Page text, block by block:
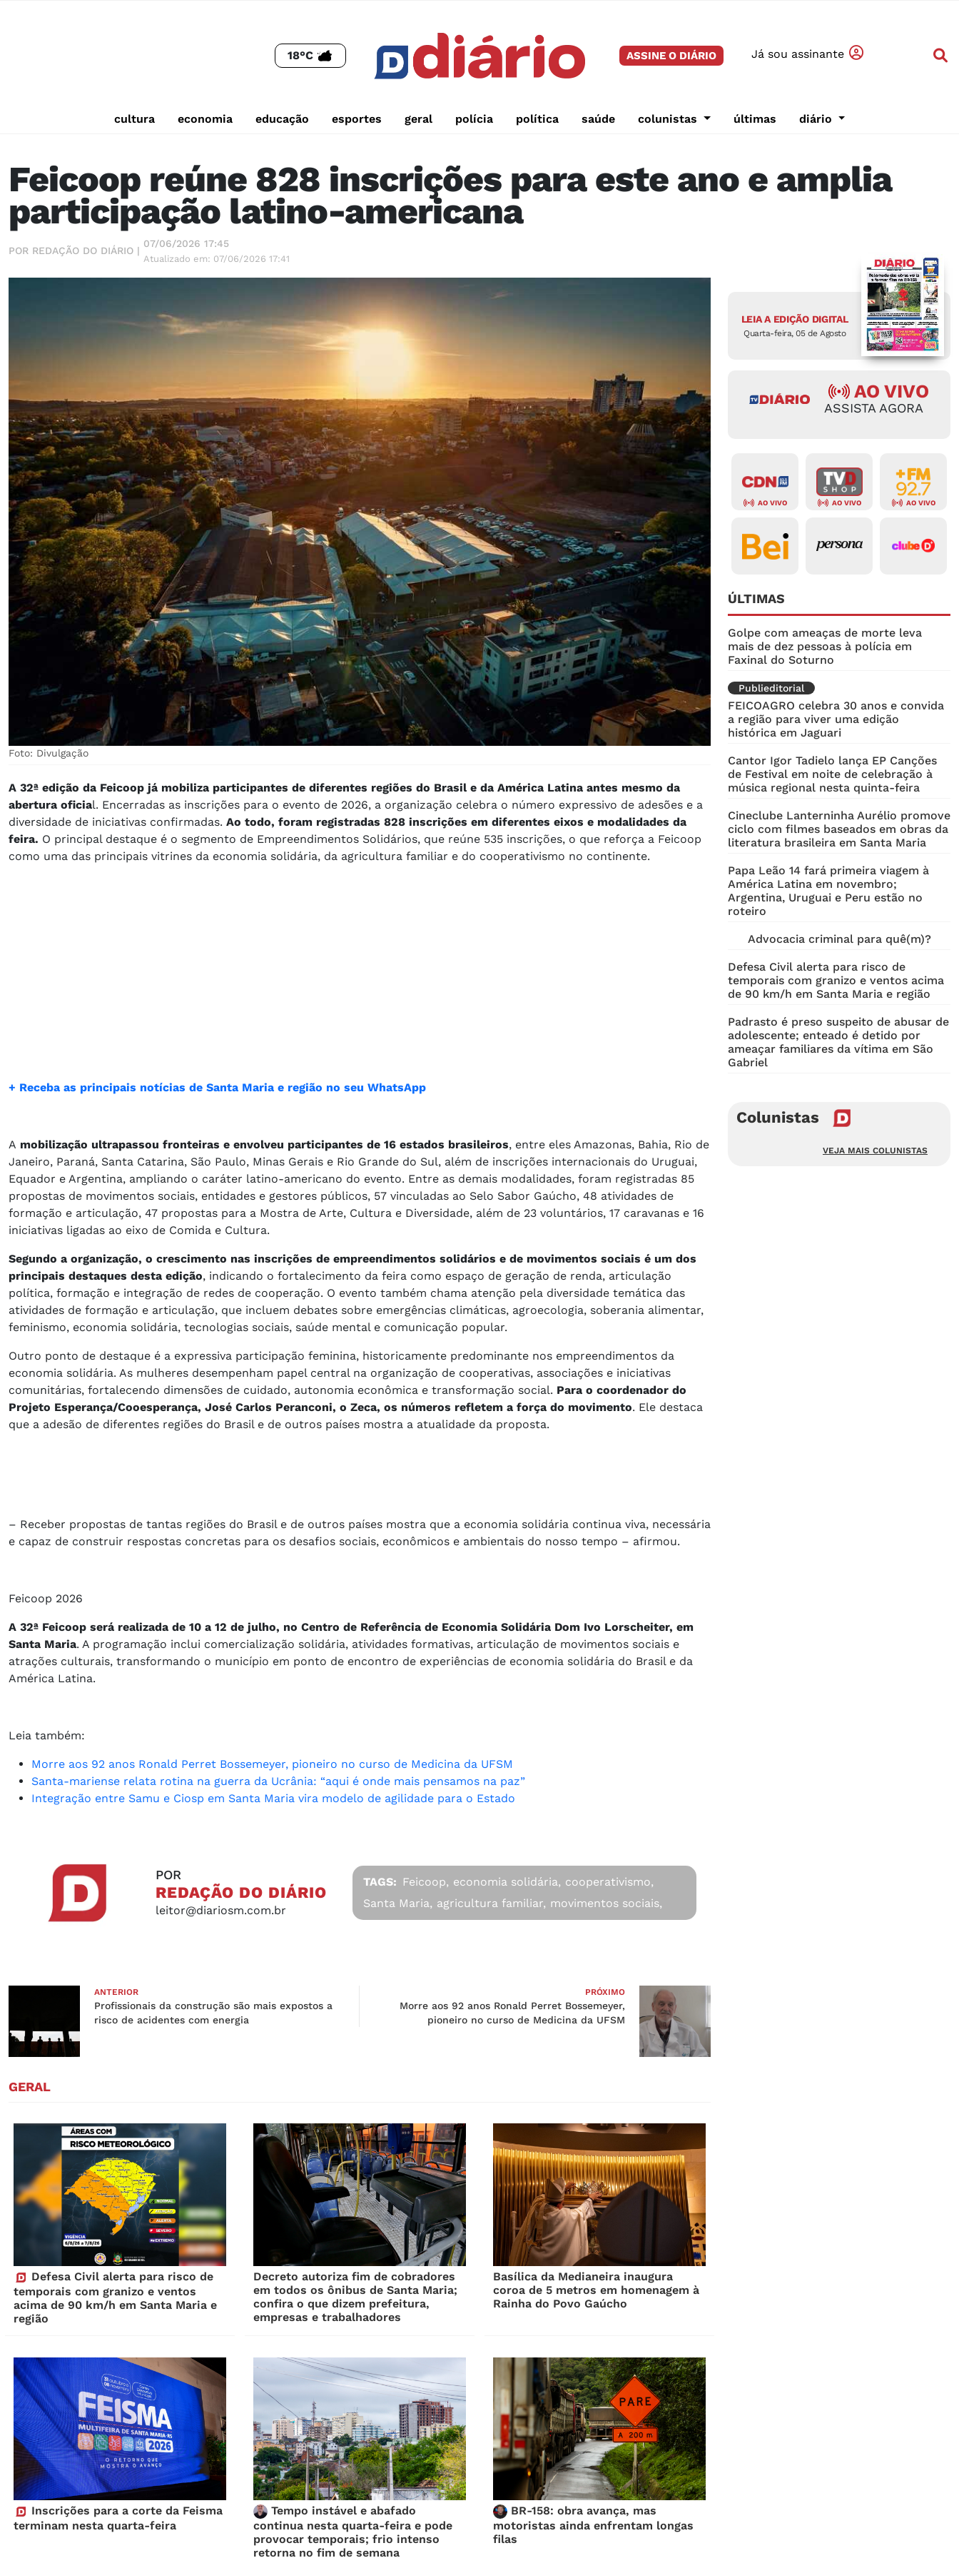
18°C ASSINE O DIÁRIO Já sou assinante
cultura economia educação esportes geral polícia política saúde colunistas últimas diário
Feicoop reúne 828 inscrições para este ano e amplia
participação latino-americana
POR REDAÇÃO DO DIÁRIO |
07/06/2026 17:45
Atualizado em: 07/06/2026 17:41
Foto: Divulgação
A 32ª edição da Feicoop já mobiliza participantes de diferentes regiões do Brasil e da América Latina antes mesmo da
abertura oficial. Encerradas as inscrições para o evento de 2026, a organização celebra o número expressivo de adesões e a
diversidade de iniciativas confirmadas. Ao todo, foram registradas 828 inscrições em diferentes eixos e modalidades da
feira. O principal destaque é o segmento de Empreendimentos Solidários, que reúne 535 inscrições, o que reforça a Feicoop
como uma das principais vitrines da economia solidária, da agricultura familiar e do cooperativismo no continente.
+ Receba as principais notícias de Santa Maria e região no seu WhatsApp
A mobilização ultrapassou fronteiras e envolveu participantes de 16 estados brasileiros, entre eles Amazonas, Bahia, Rio de
Janeiro, Paraná, Santa Catarina, São Paulo, Minas Gerais e Rio Grande do Sul, além de inscrições internacionais do Uruguai,
Equador e Argentina, ampliando o caráter latino-americano do evento. Entre as demais modalidades, foram registradas 85
propostas de movimentos sociais, entidades e gestores públicos, 57 vinculadas ao Selo Sabor Gaúcho, 48 atividades de
formação e articulação, 47 propostas para a Mostra de Arte, Cultura e Diversidade, além de 23 voluntários, 17 caravanas e 16
iniciativas ligadas ao eixo de Comida e Cultura.
Segundo a organização, o crescimento nas inscrições de empreendimentos solidários e de movimentos sociais é um dos
principais destaques desta edição, indicando o fortalecimento da feira como espaço de geração de renda, articulação
política, formação e integração de redes de cooperação. O evento também chama atenção pela diversidade temática das
atividades de formação e articulação, que incluem debates sobre emergências climáticas, agroecologia, soberania alimentar,
feminismo, economia solidária, tecnologias sociais, saúde mental e comunicação popular.
Outro ponto de destaque é a expressiva participação feminina, historicamente predominante nos empreendimentos da
economia solidária. As mulheres desempenham papel central na organização de cooperativas, associações e iniciativas
comunitárias, fortalecendo dimensões de cuidado, autonomia econômica e transformação social. Para o coordenador do
Projeto Esperança/Cooesperança, José Carlos Peranconi, o Zeca, os números refletem a força do movimento. Ele destaca
que a adesão de diferentes regiões do Brasil e de outros países mostra a atualidade da proposta.
– Receber propostas de tantas regiões do Brasil e de outros países mostra que a economia solidária continua viva, necessária
e capaz de construir respostas concretas para os desafios sociais, econômicos e ambientais do nosso tempo – afirmou.
Feicoop 2026
A 32ª Feicoop será realizada de 10 a 12 de julho, no Centro de Referência de Economia Solidária Dom Ivo Lorscheiter, em
Santa Maria. A programação inclui comercialização solidária, atividades formativas, articulação de movimentos sociais e
atrações culturais, transformando o município em ponto de encontro de experiências de economia solidária do Brasil e da
América Latina.
Leia também:
Morre aos 92 anos Ronald Perret Bossemeyer, pioneiro no curso de Medicina da UFSM
Santa-mariense relata rotina na guerra da Ucrânia: “aqui é onde mais pensamos na paz”
Integração entre Samu e Ciosp em Santa Maria vira modelo de agilidade para o Estado
POR
REDAÇÃO DO DIÁRIO
leitor@diariosm.com.br
TAGS: Feicoop, economia solidária, cooperativismo,
Santa Maria, agricultura familiar, movimentos sociais,
ANTERIOR
Profissionais da construção são mais expostos a
risco de acidentes com energia
PRÓXIMO
Morre aos 92 anos Ronald Perret Bossemeyer,
pioneiro no curso de Medicina da UFSM
GERAL
Defesa Civil alerta para risco de
temporais com granizo e ventos
acima de 90 km/h em Santa Maria e
região
Decreto autoriza fim de cobradores
em todos os ônibus de Santa Maria;
confira o que dizem prefeitura,
empresas e trabalhadores
Basílica da Medianeira inaugura
coroa de 5 metros em homenagem à
Rainha do Povo Gaúcho
Inscrições para a corte da Feisma
terminam nesta quarta-feira
Tempo instável e abafado
continua nesta quarta-feira e pode
provocar temporais; frio intenso
retorna no fim de semana
BR-158: obra avança, mas
motoristas ainda enfrentam longas
filas
LEIA A EDIÇÃO DIGITAL
Quarta-feira, 05 de Agosto
AO VIVO
ASSISTA AGORA
AO VIVO AO VIVO AO VIVO
ÚLTIMAS
Golpe com ameaças de morte leva
mais de dez pessoas à polícia em
Faxinal do Soturno
Publieditorial
FEICOAGRO celebra 30 anos e convida
a região para viver uma edição
histórica em Jaguari
Cantor Igor Tadielo lança EP Canções
de Festival em noite de celebração à
música regional nesta quinta-feira
Cineclube Lanterninha Aurélio promove
ciclo com filmes baseados em obras da
literatura brasileira em Santa Maria
Papa Leão 14 fará primeira viagem à
América Latina em novembro;
Argentina, Uruguai e Peru estão no
roteiro
Advocacia criminal para quê(m)?
Defesa Civil alerta para risco de
temporais com granizo e ventos acima
de 90 km/h em Santa Maria e região
Padrasto é preso suspeito de abusar de
adolescente; enteado é detido por
ameaçar familiares da vítima em São
Gabriel
Colunistas
VEJA MAIS COLUNISTAS